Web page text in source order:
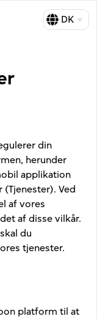
DK
din
herunder
applikation
Ved
af vores
af disse vilkår.
du
tjenester.
platform til at